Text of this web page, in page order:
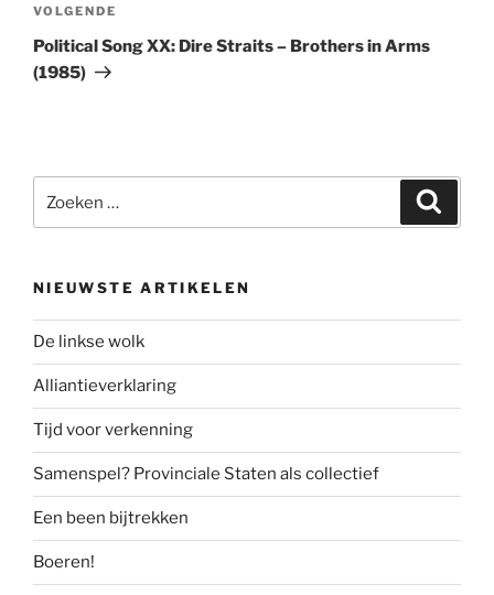
Volgend
bericht
VOLGENDE
Political Song XX: Dire Straits – Brothers in Arms
(1985)
naar:
NIEUWSTE ARTIKELEN
De linkse wolk
Alliantieverklaring
Tijd voor verkenning
Samenspel? Provinciale Staten als collectief
Een been bijtrekken
Boeren!